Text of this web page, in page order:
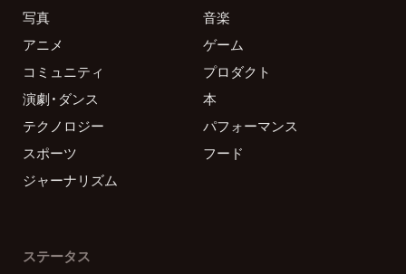
写真
音楽
アニメ
ゲーム
コミュニティ
プロダクト
演劇・ダンス
本
テクノロジー
パフォーマンス
スポーツ
フード
ジャーナリズム
ステータス